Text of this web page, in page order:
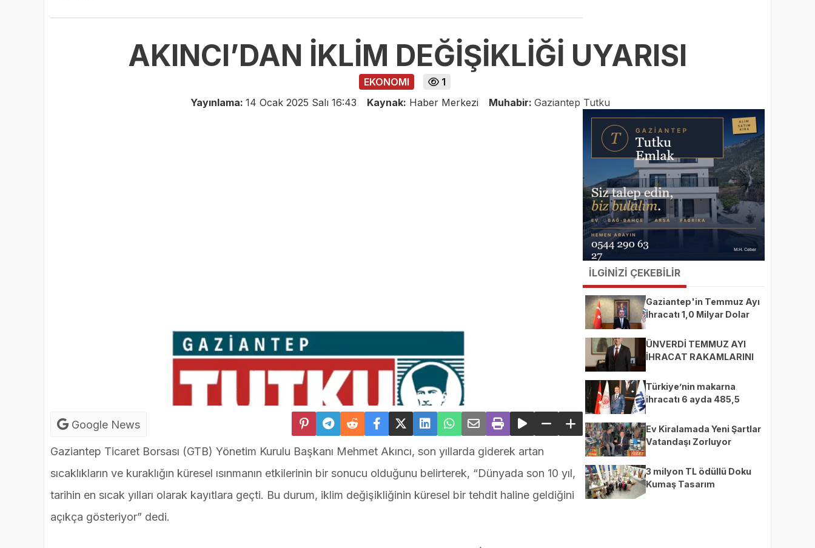
AKINCI’DAN İKLİM DEĞİŞİKLİĞİ UYARISI
EKONOMI
1
Yayınlama: 14 Ocak 2025 Salı 16:43 Kaynak: Haber Merkezi Muhabir: Gaziantep Tutku
Google News
Gaziantep Ticaret Borsası (GTB) Yönetim Kurulu Başkanı Mehmet Akıncı, son yıllarda giderek artan
sıcaklıkların ve kuraklığın küresel ısınmanın etkilerinin bir sonucu olduğunu belirterek, “Dünyada son 10 yıl,
tarihin en sıcak yılları olarak kayıtlara geçti. Bu durum, iklim değişikliğinin küresel bir tehdit haline geldiğini
açıkça gösteriyor” dedi.
İLGİNİZİ ÇEKEBİLİR
Gaziantep'in Temmuz Ayı
İhracatı 1,0 Milyar Dolar
ÜNVERDİ TEMMUZ AYI
İHRACAT RAKAMLARINI
Türkiye’nin makarna
ihracatı 6 ayda 485,5
Ev Kiralamada Yeni Şartlar
Vatandaşı Zorluyor
3 milyon TL ödüllü Doku
Kumaş Tasarım